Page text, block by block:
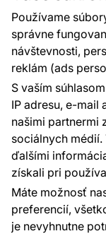
Používame
správne
návštevnosti,
reklám (ads
S vaším
IP adresu, e-
našimi partnermi
sociálnych
ďalšími
získali pri
Máte možnosť
preferencií,
je nevyhnutne
Najčastejšie otázky
Kontakty
Sme tu pre vás
týždni
+420 777
Vavex 1990
Dělostřelecká
Ďalšie kontakty